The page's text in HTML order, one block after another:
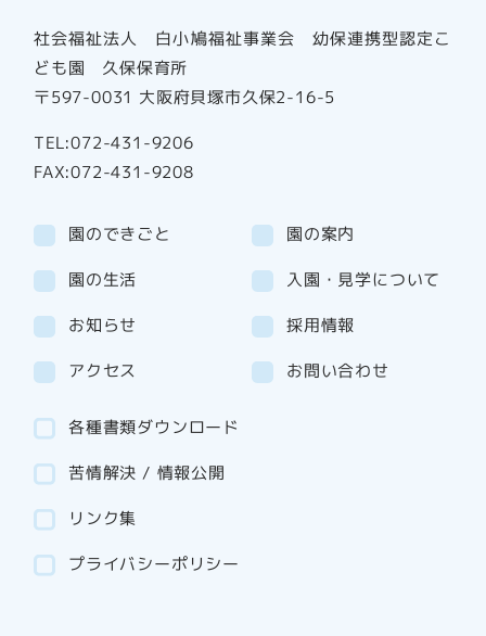
社会福祉法人 白小鳩福祉事業会 幼保連携型認定こ
ども園 久保保育所
〒597-0031 大阪府貝塚市久保2-16-5
TEL:072-431-9206
FAX:072-431-9208
園のできごと 園の案内
園の生活 入園・見学について
お知らせ
採用情報
アクセス
お問い合わせ
各種書類ダウンロード
苦情解決 / 情報公開
リンク集
プライバシーポリシー